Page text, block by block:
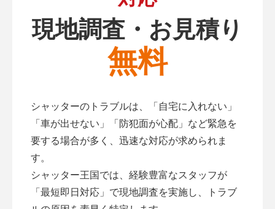
現地調査・お見積り
無料
シャッターのトラブルは、「自宅に入れない」
「車が出せない」「防犯面が心配」など緊急を
要する場合が多く、迅速な対応が求められま
す。
シャッター王国では、経験豊富なスタッフが
「最短即日対応」で現地調査を実施し、トラブ